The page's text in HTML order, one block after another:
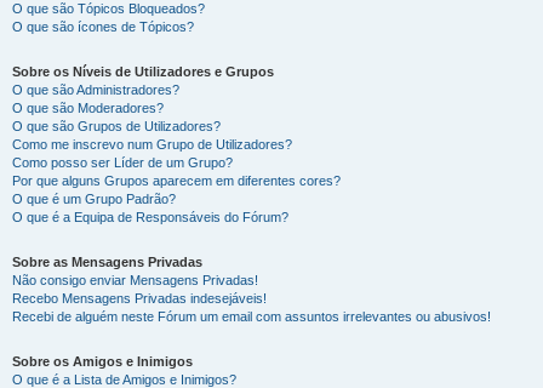
O que são Tópicos Bloqueados?
O que são ícones de Tópicos?
Sobre os Níveis de Utilizadores e Grupos
O que são Administradores?
O que são Moderadores?
O que são Grupos de Utilizadores?
Como me inscrevo num Grupo de Utilizadores?
Como posso ser Líder de um Grupo?
Por que alguns Grupos aparecem em diferentes cores?
O que é um Grupo Padrão?
O que é a Equipa de Responsáveis do Fórum?
Sobre as Mensagens Privadas
Não consigo enviar Mensagens Privadas!
Recebo Mensagens Privadas indesejáveis!
Recebi de alguém neste Fórum um email com assuntos irrelevantes ou abusivos!
Sobre os Amigos e Inimigos
O que é a Lista de Amigos e Inimigos?